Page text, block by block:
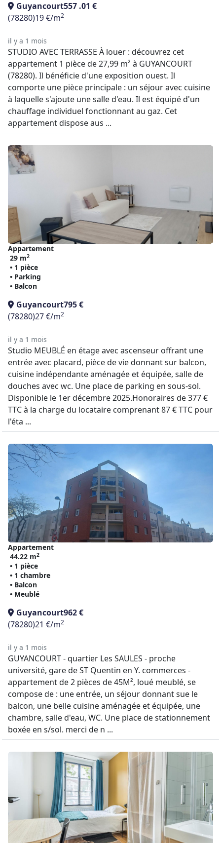
Guyancourt557 .01 €
(78280)19 €/m2
il y a 1 mois
STUDIO AVEC TERRASSE À louer : découvrez cet
appartement 1 pièce de 27,99 m² à GUYANCOURT
(78280). Il bénéficie d'une exposition ouest. Il
comporte une pièce principale : un séjour avec cuisine
à laquelle s'ajoute une salle d'eau. Il est équipé d'un
chauffage individuel fonctionnant au gaz. Cet
appartement dispose aus ...
Appartement
29 m2
• 1 pièce
• Parking
• Balcon
Guyancourt795 €
(78280)27 €/m2
il y a 1 mois
Studio MEUBLÉ en étage avec ascenseur offrant une
entrée avec placard, pièce de vie donnant sur balcon,
cuisine indépendante aménagée et équipée, salle de
douches avec wc. Une place de parking en sous-sol.
Disponible le 1er décembre 2025.Honoraires de 377 €
TTC à la charge du locataire comprenant 87 € TTC pour
l'éta ...
Appartement
44.22 m2
• 1 pièce
• 1 chambre
• Balcon
• Meublé
Guyancourt962 €
(78280)21 €/m2
il y a 1 mois
GUYANCOURT - quartier Les SAULES - proche
université, gare de ST Quentin en Y. commerces -
appartement de 2 pièces de 45M², loué meublé, se
compose de : une entrée, un séjour donnant sue le
balcon, une belle cuisine aménagée et équipée, une
chambre, salle d'eau, WC. Une place de stationnement
boxée en s/sol. merci de n ...